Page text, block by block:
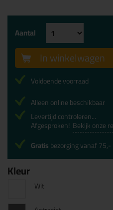
Kleur
Wit
Aantal
In winkelwagen
Voldoende voorraad
Alleen online beschikbaar
Levertijd controleren...
Afgesproken! Bekijk onze
Gratisbezorging vanaf 75,-